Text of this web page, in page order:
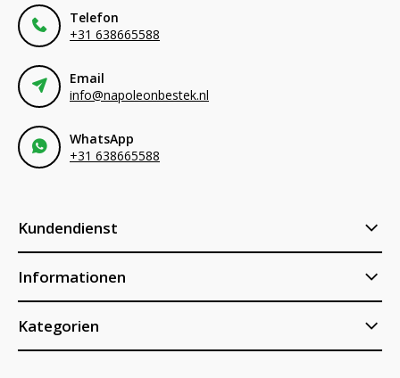
Telefon
+31 638665588
Email
info@napoleonbestek.nl
WhatsApp
+31 638665588
Kundendienst
Informationen
Kategorien